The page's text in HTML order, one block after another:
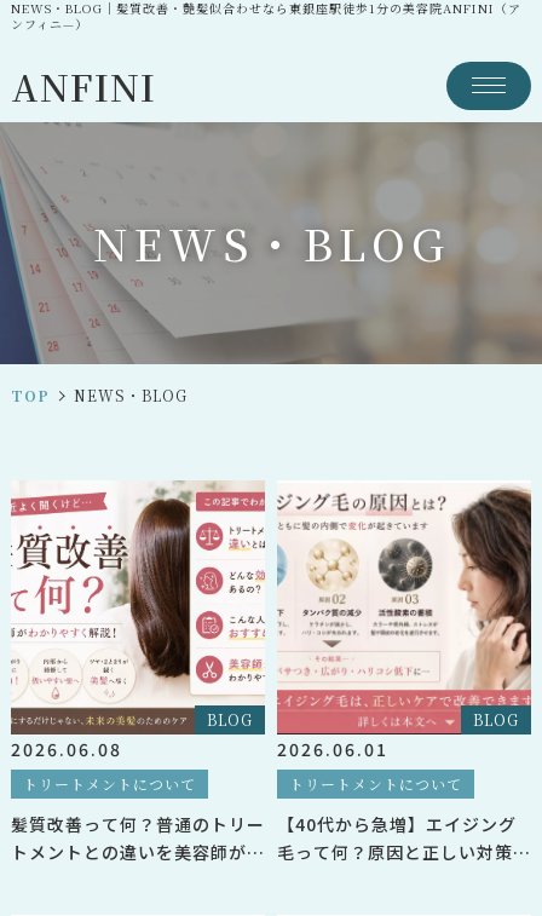
NEWS・BLOG｜髪質改善・艶髪似合わせなら東銀座駅徒歩1分の美容院ANFINI（ア
ンフィニ—）
ANFINI
NEWS ・ BLOG
TOP NEWS・BLOG
BLOG
2026.06.08
トリートメントについて
髪質改善って何？普通のトリー
トメントとの違いを美容師が解
BLOG
2026.06.01
トリートメントについて
【40代から急増】エイジング
毛って何？原因と正しい対策を